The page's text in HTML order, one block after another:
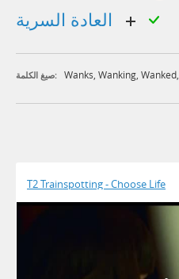
صيغ الكلمة: Wanks, Wanking, Wanked,
T2 Trainspotting - Choose Life